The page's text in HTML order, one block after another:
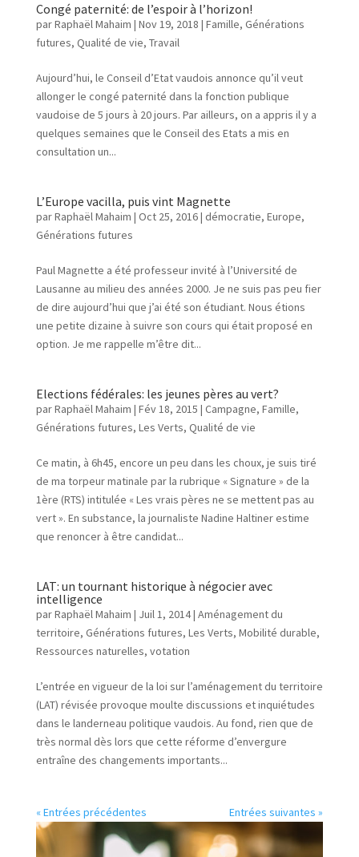
Congé paternité: de l’espoir à l’horizon!
parRaphaël Mahaim | Nov 19, 2018 | Famille, Générations
futures, Qualité de vie, Travail
Aujourd’hui, le Conseil d’Etat vaudois annonce qu’il veut
allonger le congé paternité dans la fonction publique
vaudoise de 5 jours à 20 jours. Par ailleurs, on a appris il y a
quelques semaines que le Conseil des Etats a mis en
consultation un...
L’Europe vacilla, puis vint Magnette
parRaphaël Mahaim | Oct 25, 2016| démocratie, Europe,
Générations futures
Paul Magnette a été professeur invité à l’Université de
Lausanne au milieu des années 2000. Je ne suis pas peu fier
de dire aujourd’hui que j’ai été son étudiant. Nous étions
une petite dizaine à suivre son cours qui était proposé en
option. Je me rappelle m’être dit...
Elections fédérales: les jeunes pères au vert?
parRaphaël Mahaim | Fév 18, 2015 | Campagne, Famille,
Générations futures, Les Verts, Qualité de vie
Ce matin, à 6h45, encore un peu dans les choux, je suis tiré
de ma torpeur matinale par la rubrique « Signature » de la
1ère (RTS) intitulée « Les vrais pères ne se mettent pas au
vert ». En substance, la journaliste Nadine Haltiner estime
que renoncer à être candidat...
LAT: un tournant historique à négocier avec
intelligence
parRaphaël Mahaim | Juil 1, 2014| Aménagement du
territoire, Générations futures, Les Verts, Mobilité durable,
Ressources naturelles, votation
L’entrée en vigueur de la loi sur l’aménagement du territoire
(LAT) révisée provoque moulte discussions et inquiétudes
dans le landerneau politique vaudois. Au fond, rien que de
très normal dès lors que cette réforme d’envergure
entraîne des changements importants...
« Entrées précédentes Entrées suivantes »